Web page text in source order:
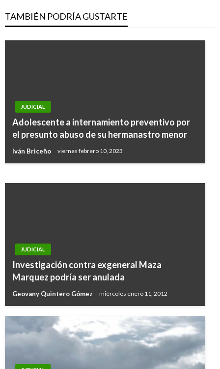
TAMBIÉN PODRÍA GUSTARTE
JUDICIAL
Adolescente a internamiento preventivo por
el presunto abuso de su hermanastro menor
Iván Briceño viernes febrero 10, 2023
Cayeron falsos indígenas que defraudaban
JUDICIAL
Investigación contra exgeneral Maza
Marquez podría ser anulada
Geovany Quintero Gómez miércoles enero 11, 2012